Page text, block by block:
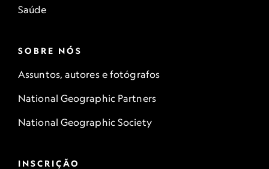
Saúde
SOBRE NÓS
Assuntos, autores e fotógrafos
National Geographic Partners
National Geographic Society
INSCRIÇÃO